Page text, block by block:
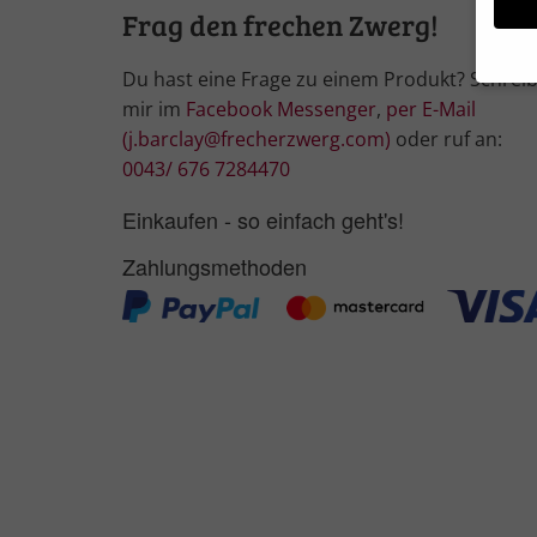
Frag den frechen Zwerg!
Du hast eine Frage zu einem Produkt?
mir im Facebook Messenger, per E-Mail
(j.barclay@frecherzwerg.com) oder ruf an:
0043/ 676 7284470
Einkaufen - so einfach geht's!
Zahlungsmethoden
Wir